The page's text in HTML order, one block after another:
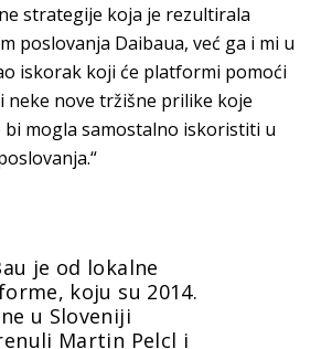
strategije koja je rezultirala
poslovanja Daibaua, već ga i mi u
iskorak koji će platformi pomoći
neke nove tržišne prilike koje
bi mogla samostalno iskoristiti u
je od lokalne
koju su 2014.
u Sloveniji
Martin Pelcl i